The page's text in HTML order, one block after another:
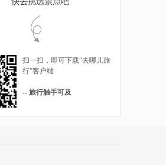
扫一扫，即可下载“去哪儿旅
行”客户端
-- 旅行触手可及